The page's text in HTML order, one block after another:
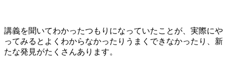
講義を聞いてわかったつもりになっていたことが、実際にや
ってみるとよくわからなかったりうまくできなかったり、新
たな発見がたくさんあります。